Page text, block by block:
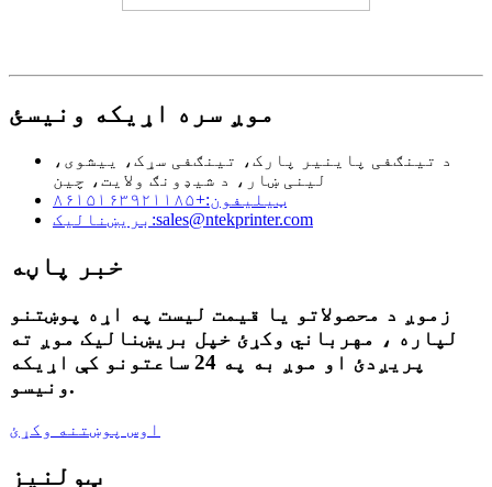
موږ سره اړیکه ونیسئ
د تینګفی پاینیر پارک، تینګفی سړک، ییشوی،
لینی ښار، د شیډونګ ولایت، چین
ټیلیفون:+۸۶۱۵۱۶۳۹۲۱۱۸۵
بریښنالیک:sales@ntekprinter.com
خبر پاڼه
زموږ د محصولاتو یا قیمت لیست په اړه پوښتنو
لپاره ، مهرباني وکړئ خپل بریښنالیک موږ ته
پریږدئ او موږ به په 24 ساعتونو کې اړیکه
ونیسو.
اوس پوښتنه وکړئ
ټولنیز